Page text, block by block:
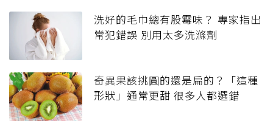
洗好的毛巾總有股霉味？ 專家指出
常犯錯誤 別用太多洗滌劑
奇異果該挑圓的還是扁的？「這種
形狀」通常更甜 很多人都選錯